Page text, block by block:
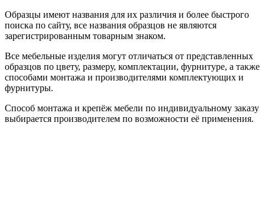
Образцы имеют названия для их различия и более быстрого
поиска по сайту, все названия образцов не являются
зарегистрированным товарным знаком.
Все мебельные изделия могут отличаться от представленных
образцов по цвету, размеру, комплектации, фурнитуре, а также
способами монтажа и производителями комплектующих и
фурнитуры.
Способ монтажа и крепёж мебели по индивидуальному заказу
выбирается производителем по возможности её применения.